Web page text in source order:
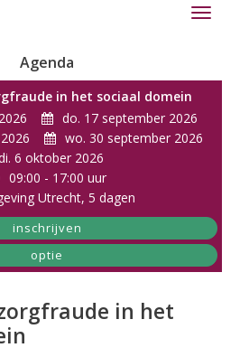
Toggle
Agenda
in het sociaal domein
do. 17 september 2026
wo. 30 september 2026
6 oktober 2026
09:00 - 17:00 uur
Utrecht, 5 dagen
inschrijven
optie
in het